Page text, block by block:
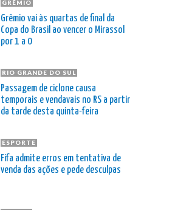
GRÊMIO
Grêmio vai às quartas de final da
Copa do Brasil ao vencer o Mirassol
por 1 a 0
RIO GRANDE DO SUL
Passagem de ciclone causa
temporais e vendavais no RS a partir
da tarde desta quinta-feira
ESPORTE
Fifa admite erros em tentativa de
venda das ações e pede desculpas